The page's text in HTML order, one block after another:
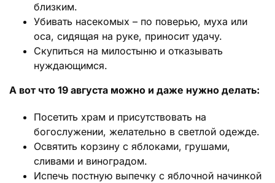
близким.
Убивать насекомых – по поверью, муха или
оса, сидящая на руке, приносит удачу.
Скупиться на милостыню и отказывать
нуждающимся.
А вот что 19 августа можно и даже нужно делать:
Посетить храм и присутствовать на
богослужении, желательно в светлой одежде.
Освятить корзину с яблоками, грушами,
сливами и виноградом.
Испечь постную выпечку с яблочной начинкой